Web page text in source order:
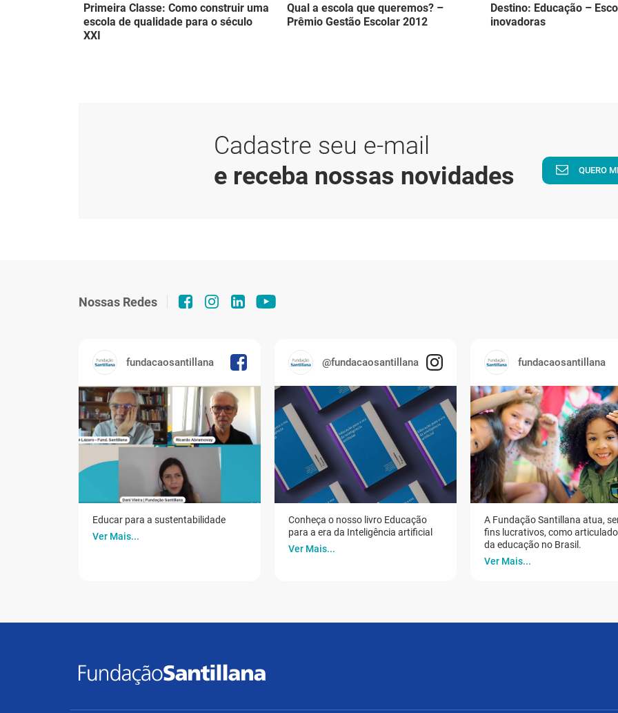
Primeira Classe: Como construir uma
escola de qualidade para o século
XXI
Qual a escola que queremos? –
Prêmio Gestão Escolar 2012
Destino: Educação –
inovadoras
Cadastre seu e-mail
e receba nossas novidades
QUERO
Nossas Redes
fundacaosantillana
Educar para a sustentabilidade
Ver Mais...
@fundacaosantillana
Conheça o nosso livro Educação
para a era da Inteligência artificial
Ver Mais...
fundacaosantillana
A Fundação Santillana atua,
fins lucrativos, como
da educação no Brasil.
Ver Mais...